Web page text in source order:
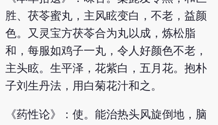
胜、茯苓蜜丸，主风眩变白，不老，益颜
色。又灵宝方茯苓合为丸以成，炼松脂
和，每服如鸡子一丸，令人好颜色不老，
主头眩。生平泽，花紫白，五月花。抱朴
子刘生丹法，用白菊花汁和之。
《药性论》：使。能治热头风旋倒地，脑